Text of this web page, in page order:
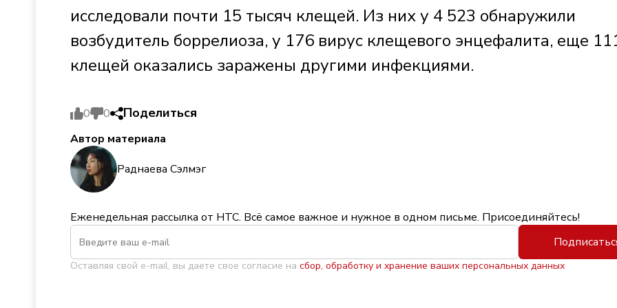
исследовали почти 15 тысяч клещей. Из них у 4 523 обнаружили
возбудитель боррелиоза, у 176 вирус клещевого энцефалита, еще
клещей оказались заражены другими инфекциями.
0 0 Поделиться
Автор материала
Раднаева Сэлмэг
Еженедельная рассылка от НТС. Всё самое важное и нужное в одном письме. Присоединяйтесь!
Оставляя свой e-mail, вы даете свое согласие на сбор, обработку и хранение ваших персональных данных